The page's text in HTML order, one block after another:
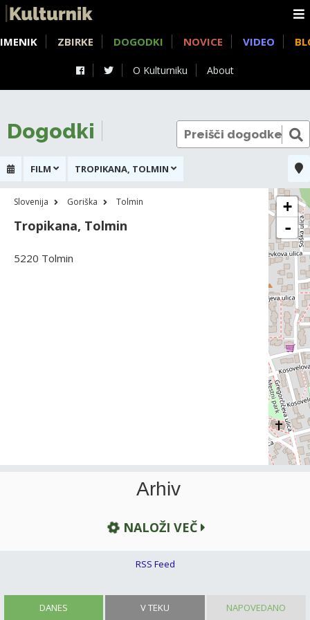
O Kulturniku About
IMENIK ZBIRKE DOGODKI NOVICE VIDEO
DANES V TEKU NAPOVEDANO
Dogodki
FILM TROPIKANA, TOLMIN
Slovenija Goriška Tolmin
Tropikana, Tolmin
5220 Tolmin
+
-
Arhiv
NALOŽI VEČ
RSS Feed